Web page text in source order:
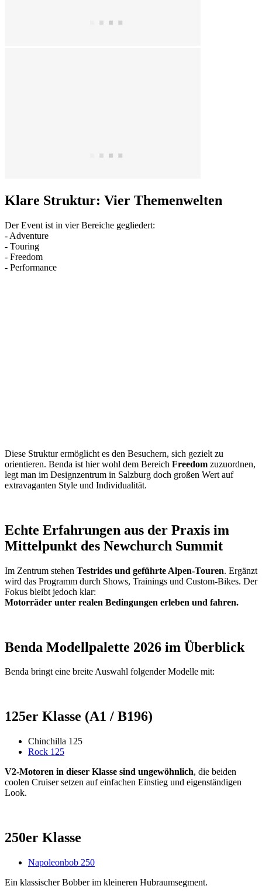
Klare Struktur: Vier Themenwelten
Der Event ist in vier Bereiche gegliedert:
- Adventure
- Touring
- Freedom
- Performance
Diese Struktur ermöglicht es den Besuchern, sich gezielt zu
orientieren. Benda ist hier wohl dem Bereich Freedom zuzuordnen,
legt man im Designzentrum in Salzburg doch großen Wert auf
extravaganten Style und Individualität.
Echte Erfahrungen aus der Praxis im
Mittelpunkt des Newchurch Summit
Im Zentrum stehen Testrides und geführte Alpen-Touren. Ergänzt
wird das Programm durch Shows, Trainings und Custom-Bikes. Der
Fokus bleibt jedoch klar:
Motorräder unter realen Bedingungen erleben und fahren.
Benda Modellpalette 2026 im Überblick
Benda bringt eine breite Auswahl folgender Modelle mit:
125er Klasse (A1 / B196)
Chinchilla 125
Rock 125
V2-Motoren in dieser Klasse sind ungewöhnlich, die beiden
coolen Cruiser setzen auf einfachen Einstieg und eigenständigen
Look.
250er Klasse
Napoleonbob 250
Ein klassischer Bobber im kleineren Hubraumsegment.